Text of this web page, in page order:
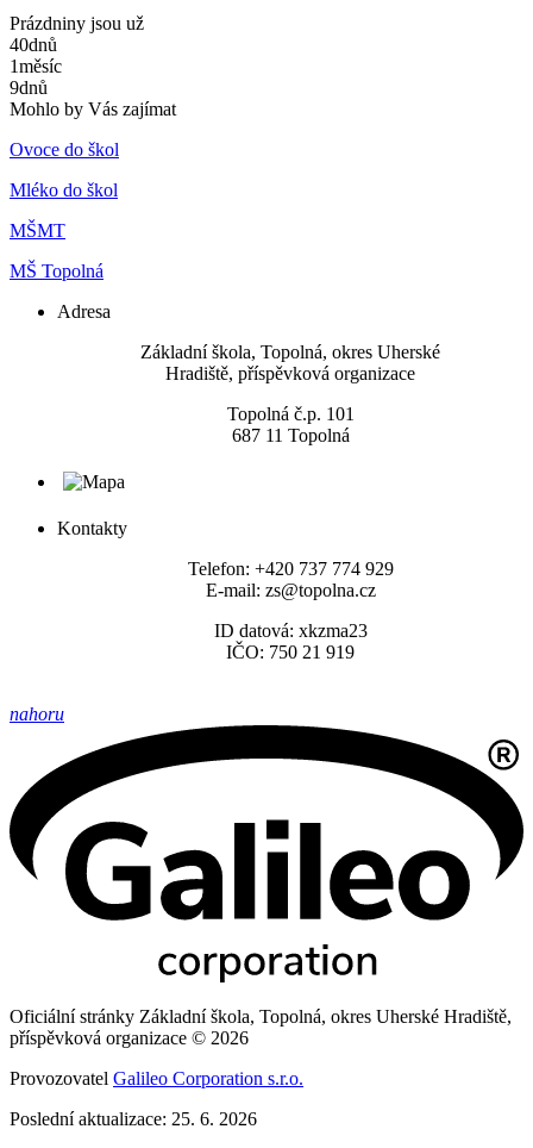
Prázdniny jsou už
40dnů
1měsíc
9dnů
Mohlo by Vás zajímat
Ovoce do škol
Mléko do škol
MŠMT
MŠ Topolná
Adresa
​Základní škola, Topolná, okres Uherské
Hradiště, příspěvková organizace
Topolná č.p. 101
687 11 Topolná
Kontakty
Telefon: +420 737 774 929
E-mail: zs@topolna.cz
ID datová: xkzma23
IČO: 750 21 919
nahoru
Oficiální stránky Základní škola, Topolná, okres Uherské Hradiště,
příspěvková organizace © 2026
Provozovatel Galileo Corporation s.r.o.
Poslední aktualizace: 25. 6. 2026